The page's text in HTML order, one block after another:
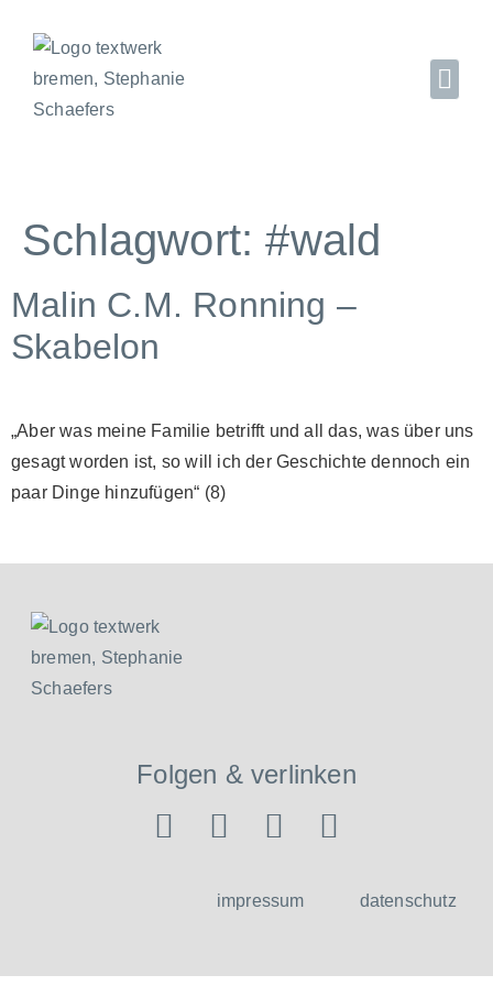
Schlagwort:#wald
Malin C.M. Ronning –
Skabelon
„Aber was meine Familie betrifft und all das, was über uns
gesagt worden ist, so will ich der Geschichte dennoch ein
paar Dinge hinzufügen“ (8)
Folgen & verlinken
impressum datenschutz